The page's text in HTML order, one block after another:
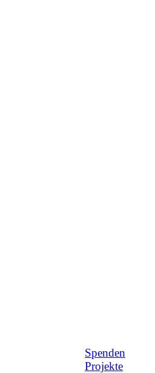
Spenden
Projekte